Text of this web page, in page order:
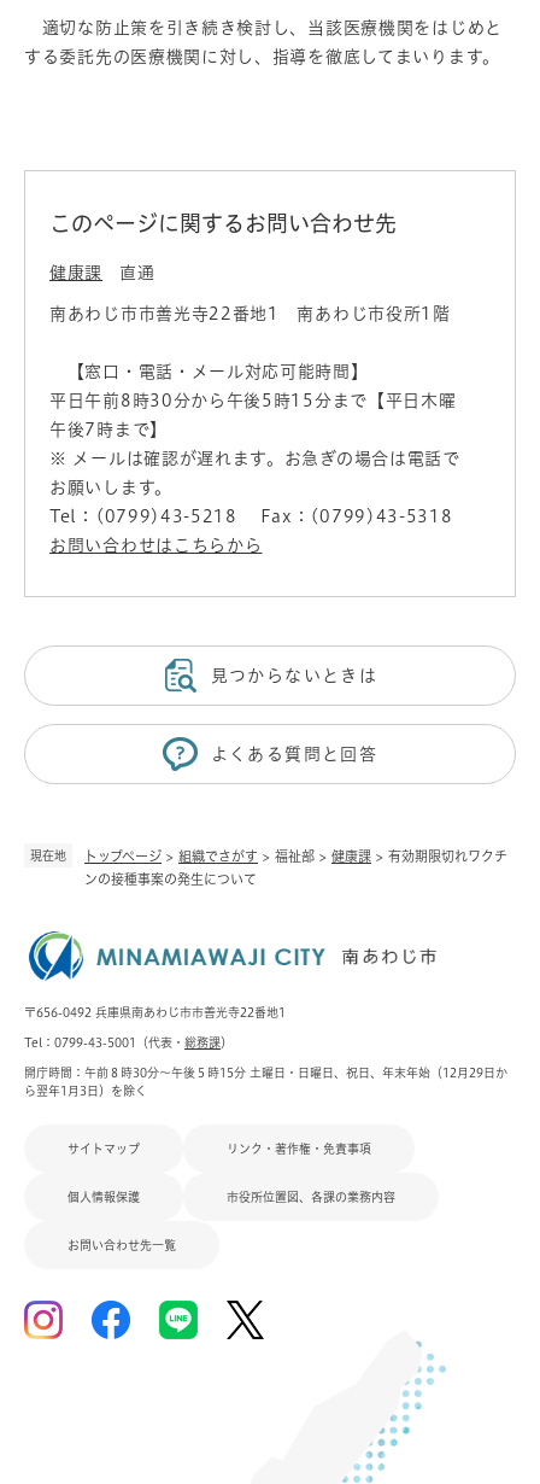
現在地 トップページ > 組織でさがす > 福祉部 > 健康課 > 有効期限切れワクチ
ンの接種事案の発生について
適切な防止策を引き続き検討し、当該医療機関をはじめと
する委託先の医療機関に対し、指導を徹底してまいります。
このページに関するお問い合わせ先
健康課 直通
南あわじ市市善光寺22番地1 南あわじ市役所1階
【窓口・電話・メール対応可能時間】
平日午前8時30分から午後5時15分まで【平日木曜
午後7時まで】
※ メールは確認が遅れます。お急ぎの場合は電話で
お願いします。
Tel：(0799)43-5218
Fax：(0799)43-5318
お問い合わせはこちらから
見つからないときは
よくある質問と回答
〒656-0492 兵庫県南あわじ市市善光寺22番地1
Tel：0799-43-5001（代表・ 総務課）
開庁時間：午前８時30分～午後５時15分 土曜日・日曜日、祝日、年末年始（12月29日か
ら翌年1月3日）を除く
サイトマップ リンク・著作権・免責事項
個人情報保護 市役所位置図、各課の業務内容
お問い合わせ先一覧